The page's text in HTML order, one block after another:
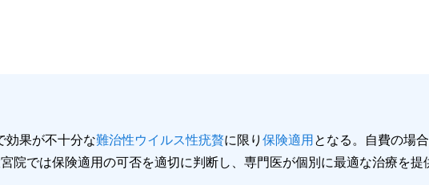
効果が不十分な難治性ウイルス性疣贅に限り 保険適用 となる。自費の場
院では保険適用の可否を適切に判断し、専門医が個別に最適な治療を提